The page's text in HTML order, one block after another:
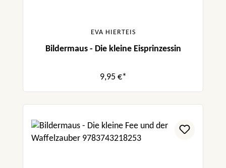
EVA HIERTEIS
Bildermaus - Die kleine Eisprinzessin
9,95 €*